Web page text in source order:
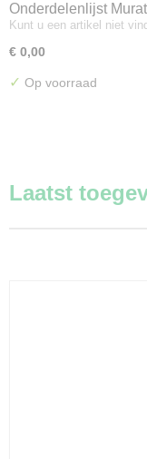
Onderdelenlijst
Kunt u een artikel niet
€ 0,00
✓ Op voorraad
Laatst